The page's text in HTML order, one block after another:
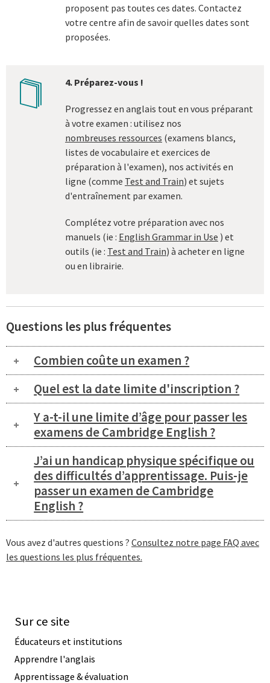
proposent pas toutes ces dates. Contactez
votre centre afin de savoir quelles dates sont
proposées.
book 4. Préparez-vous !
Progressez en anglais tout en vous préparant
à votre examen : utilisez nos
nombreuses ressources (examens blancs,
listes de vocabulaire et exercices de
préparation à l'examen), nos activités en
ligne (comme Test and Train) et sujets
d'entraînement par examen.
Complétez votre préparation avec nos
manuels (ie : English Grammar in Use ) et
outils (ie : Test and Train) à acheter en ligne
ou en librairie.
Questions les plus fréquentes
Combien coûte un examen ?
Quel est la date limite d'inscription ?
Y a-t-il une limite d’âge pour passer les
examens de Cambridge English ?
J’ai un handicap physique spécifique ou
des difficultés d’apprentissage. Puis-je
passer un examen de Cambridge
English ?
Vous avez d'autres questions ? Consultez notre page FAQ avec
les questions les plus fréquentes.
Sur ce site
Éducateurs et institutions
Apprendre l'anglais
Apprentissage & évaluation